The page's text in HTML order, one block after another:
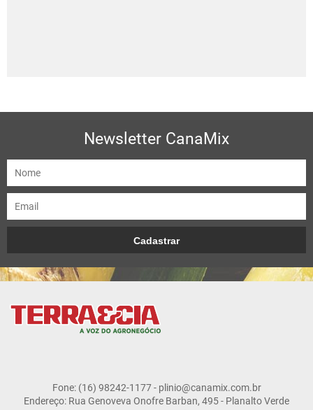
Newsletter CanaMix
Fone: (16) 98242-1177 - plinio@canamix.com.br
Endereço: Rua Genoveva Onofre Barban, 495 - Planalto Verde